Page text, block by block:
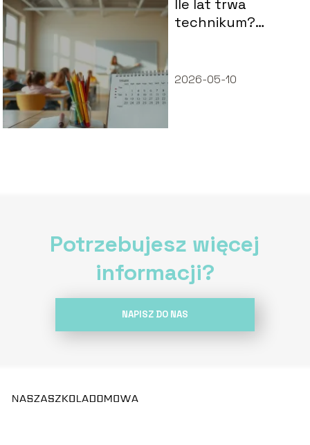
Ile lat trwa
technikum?
2026-05-10
Potrzebujesz więcej
informacji?
NAPISZ DO NAS